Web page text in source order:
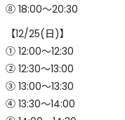
⑧ 18:00〜20:30
【12/25(日)】
① 12:00〜12:30
② 12:30〜13:00
③ 13:00〜13:30
④ 13:30～14:00